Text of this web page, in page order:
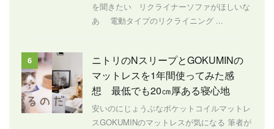
を聞きたい リクライナーソファがほしいな
あ 電動タイプのリクライニング ...
6
ニトリのNスリープとGOKUMINの
マットレスを1年間使ってみた感
想 最低でも20㎝厚ある寝心地
安いのにじょうぶなポケットコイルマットレ
スGOKUMINのマットレスが気になる 筆者が